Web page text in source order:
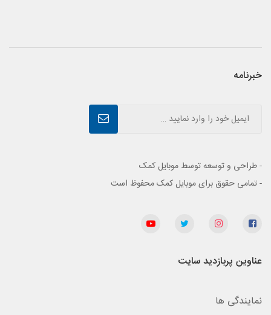
خبرنامه
- طراحی و توسعه توسط موبایل کمک
- تمامی حقوق برای موبایل کمک محفوظ است
عناوین پربازدید سایت
نمایندگی ها